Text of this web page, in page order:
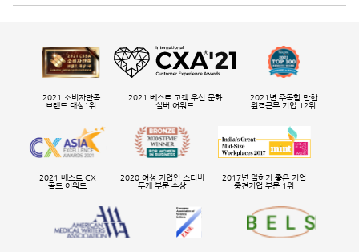
2021 소비자만족
브랜드 대상1위
2021 베스트 고객 우선 문화
실버 어워드
2021년 주목할 만한
원격근무 기업 12위
2021 베스트 CX
골드 어워드
2020 여성 기업인 스티비
두개 부문 수상
2017년 일하기 좋은 기업
중견기업 부문 1위